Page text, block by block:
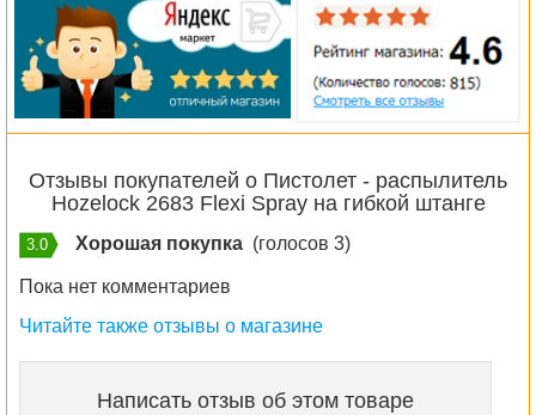
Отзывы покупателей о Пистолет - распылитель
Hozelock 2683 Flexi Spray на гибкой штанге
3.0 Хорошая покупка (голосов 3)
Пока нет комментариев
Читайте также отзывы о магазине
Написать отзыв об этом товаре